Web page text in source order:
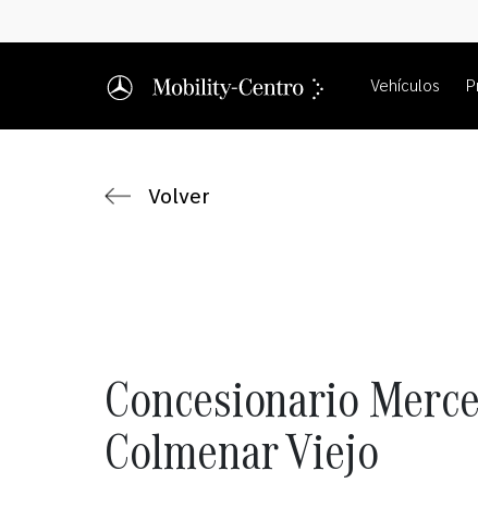
Vehículos
Volver
Concesionario
Colmenar Viejo